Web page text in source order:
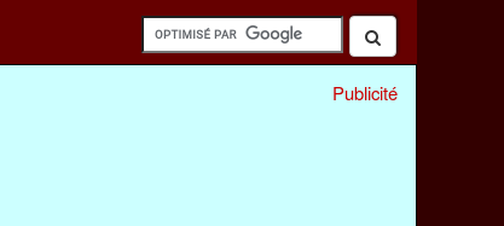
Publicité